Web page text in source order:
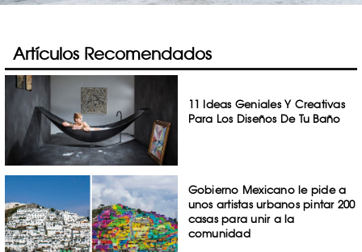
Artículos Recomendados
11 Ideas Geniales Y Creativas
Para Los Diseños De Tu Baño
Gobierno Mexicano le pide a
unos artistas urbanos pintar 200
casas para unir a la
comunidad